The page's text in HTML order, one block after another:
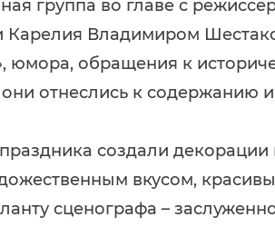
группа во главе с
Карелия Владимиром
юмора, обращения к
отнеслись к содержанию
создали
вкусом,
сценографа –